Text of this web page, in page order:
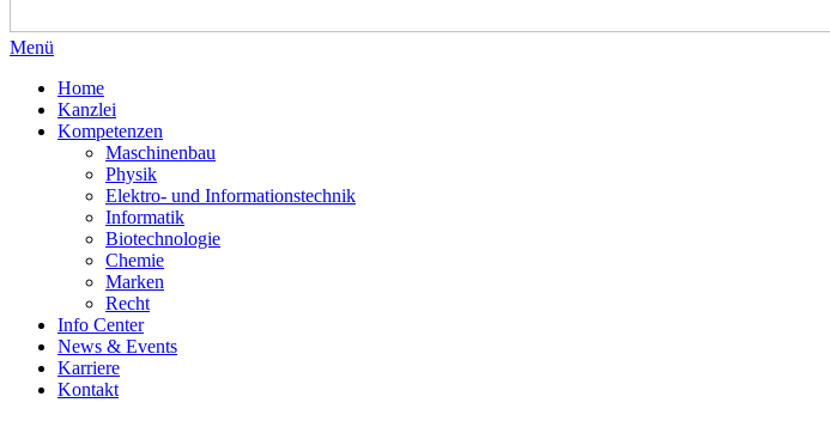
Menü
Home
Kanzlei
Kompetenzen
Maschinenbau
Physik
Elektro- und Informationstechnik
Informatik
Biotechnologie
Chemie
Marken
Recht
Info Center
News & Events
Karriere
Kontakt